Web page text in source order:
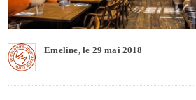
Emeline, le 29 mai 2018